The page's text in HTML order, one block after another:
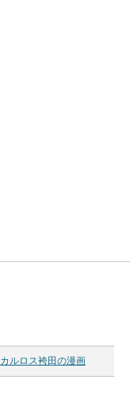
カルロス袴田の漫画